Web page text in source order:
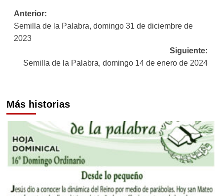
Navegación
de
Anterior:
Semilla de la Palabra, domingo 31 de diciembre de
2023
Siguiente:
Semilla de la Palabra, domingo 14 de enero de 2024
Más historias